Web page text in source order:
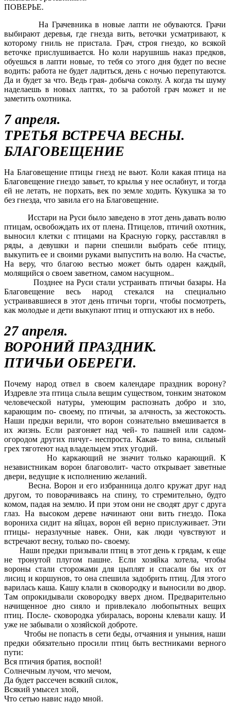
ПОВЕРЬЕ.
На Грачевника в новые лапти не обуваются. Грачи
выбирают деревья, где гнезда вить, веточки усматривают, к
которому гниль не пристала. Грач, строя гнездо, ко всякой
веточке прислушивается. Но коли нарушишь наказ предков,
обуешься в лапти новые, то тебя со этого дня будет по весне
водить: работа не будет ладиться, день с ночью перепутаются.
Да и будет за что. Ведь грая- добыча соколу. А когда ты шуму
наделаешь в новых лаптях, то за работой грач может и не
заметить охотника.
7 апреля.
ТРЕТЬЯ ВСТРЕЧА ВЕСНЫ.
БЛАГОВЕЩЕНИЕ
На Благовещение птицы гнезд не вьют. Коли какая птица на
Благовещение гнездо завьет, то крылья у нее ослабнут, и тогда
ей не летать, не порхать, век по земле ходить. Кукушка за то
без гнезда, что завила его на Благовещение.
Исстари на Руси было заведено в этот день давать волю
птицам, освобождать их от плена. Птицелов, птичий охотник,
выносил клетки с птицами на Красную горку, расставлял в
ряды, а девушки и парни спешили выбрать себе птицу,
выкупить ее и своими руками выпустить на волю. На счастье,
На веру, что благою вестью может быть одарен каждый,
молящийся о своем заветном, самом насущном..
Позднее на Руси стали устраивать птичьи базары. На
Благовещение весь народ стекался на специально
устраивавшиеся в этот день птичьи торги, чтобы посмотреть,
как молодые и дети выкупают птиц и отпускают их в небо.
27 апреля.
ВОРОНИЙ ПРАЗДНИК.
ПТИЧЬИ ОБЕРЕГИ.
Почему народ отвел в своем календаре праздник ворону?
Издревле эта птица слыла вещим существом, тонким знатоком
человеческой натуры, умеющим распознать добро и зло,
карающим по- своему, по птичьи, за алчность, за жестокость.
Наши предки верили, что ворон сознательно вмешивается в
их жизнь. Если разгоняет над чей- то пашней или садом-
огородом других пичуг- неспроста. Какая- то вина, сильный
грех тяготеют над владельцем этих угодий.
Но каркающий не значит только карающий. К
независтникам ворон благоволит- часто открывает заветные
двери, ведущие к исполнению желаний.
Весна. Ворон и его избранница долго кружат друг над
другом, то поворачиваясь на спину, то стремительно, будто
комом, падая на землю. И при этом они не сводят друг с друга
глаз. На высоком дереве начинают они вить гнездо. Пока
ворониха сидит на яйцах, ворон ей верно прислуживает. Эти
птицы- неразлучные навек. Они, как люди чувствуют и
встречают весну, только по- своему.
Наши предки призывали птиц в этот день к грядам, к еще
не тронутой плугом пашне. Если хозяйка хотела, чтобы
вороны стали сторожами для цыплят и спасали бы их от
лисиц и коршунов, то она спешила задобрить птиц. Для этого
варилась каша. Кашу клали в сковородку и выносили во двор.
Там опрокидывали сковородку вверх дном. Предварительно
начищенное дно сияло и привлекало любопытных вещих
птиц. После- сковородка убиралась, вороны клевали кашу. И
уже не забывали о хозяйской доброте.
Чтобы не попасть в сети беды, отчаяния и уныния, наши
предки обязательно просили птиц быть вестниками верного
пути:
Вся птичия братия, воспой!
Солнечным лучом, что мечом,
Да будет рассечен всякий силок,
Всякий умысел злой,
Что сетью навис надо мной.